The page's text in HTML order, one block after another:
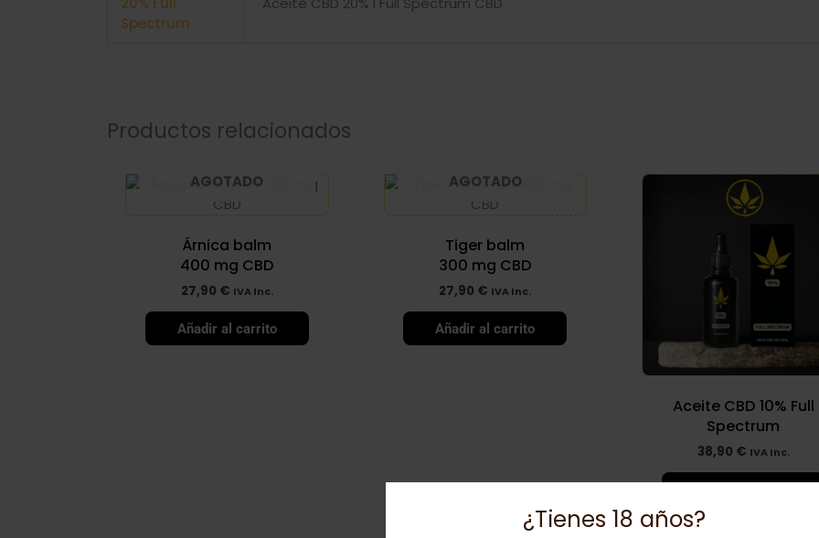
¿Tienes 18 años?
Spectrum
Productos relacionados
AGOTADO
Árnica balm
400 mg CBD
27,90 € IVA Inc.
Añadir al carrito
AGOTADO
Tiger balm
300 mg CBD
27,90 € IVA Inc.
Añadir al carrito
Aceite CBD 10% Full
Spectrum
38,90 € IVA Inc.